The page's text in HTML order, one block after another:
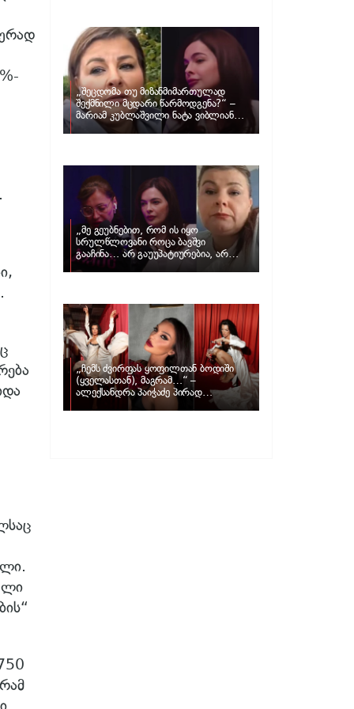
„შეცდომა თუ მიზანმიმართულად
შექმნილი მცდარი წარმოდგენა?“ –
მარიამ კუბლაშვილი ნატა ვიბლიანის
საქმეზე ვიდეომიმართვას ავრცელებს
„მე გეუბნებით, რომ ის იყო
სრულწლოვანი როცა ბავშვი
გააჩინა… არ გაუუპატიურებია, არ
უძალადია და მსგავსი რამ არ
ვიბლიანის საქმეზე
„ჩემს ძვირფას ყოფილთან ბოდიში
(ყველასთან), მაგრამ…“ –
ალექსანდრა პაიჭაძე პირად